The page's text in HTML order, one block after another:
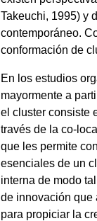
Takeuchi, 1995) y
contemporáneo.
conformación de
En los estudios
mayormente a
el cluster consiste
través de la co-
que les permite
esenciales de un
interna de modo
de innovación que
para propiciar la